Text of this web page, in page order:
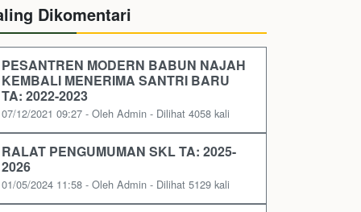
Dikomentari
PESANTREN MODERN BABUN NAJAH
KEMBALI MENERIMA SANTRI BARU
TA: 2022-2023
07/12/2021 09:27 - Oleh Admin - Dilihat 4058 kali
RALAT PENGUMUMAN SKL TA: 2025-
2026
01/05/2024 11:58 - Oleh Admin - Dilihat 5129 kali